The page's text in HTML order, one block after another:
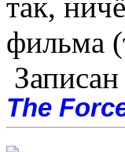
так,
фильма
Записан
The